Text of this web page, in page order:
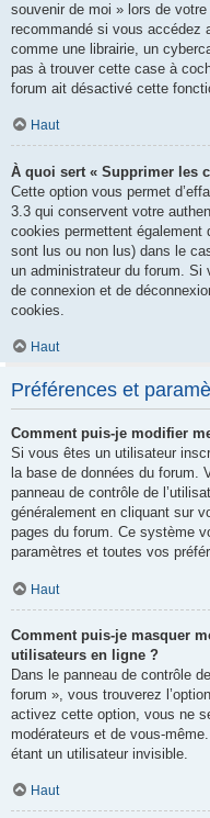
souvenir de moi » lors de
recommandé si vous accédez
comme une librairie, un
pas à trouver cette case à
forum ait désactivé cette
Haut
À quoi sert « Supprimer les
Cette option vous permet
3.3 qui conservent votre
cookies permettent également
sont lus ou non lus) dans le
un administrateur du forum. Si
de connexion et de
cookies.
Haut
Préférences et
Comment puis-je modifier
Si vous êtes un utilisateur
la base de données du forum.
panneau de contrôle de
généralement en cliquant sur
pages du forum. Ce système
paramètres et toutes vos
Haut
Comment puis-je masquer
utilisateurs en ligne ?
Dans le panneau de contrôle
forum », vous trouverez
activez cette option, vous ne
modérateurs et de vous-
étant un utilisateur invisible.
Haut